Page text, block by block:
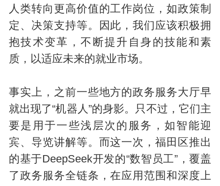
人类转向更高价值的工作岗位，如政策制
定、决策支持等。因此，我们应该积极拥
抱技术变革，不断提升自身的技能和素
质，以适应未来的就业市场。
事实上，之前一些地方的政务服务大厅早
就出现了“机器人”的身影。只不过，它们主
要是用于一些浅层次的服务，如智能迎
宾、导览讲解等。而这一次，福田区推出
的基于DeepSeek开发的“数智员工”，覆盖
了政务服务全链条，在应用范围和深度上